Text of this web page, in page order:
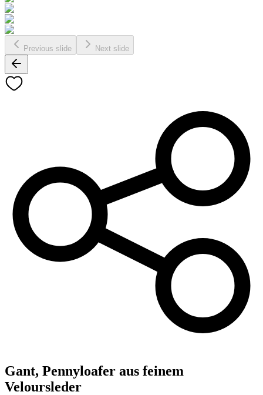
Previous slide Next slide
Gant, Pennyloafer aus feinem
Veloursleder